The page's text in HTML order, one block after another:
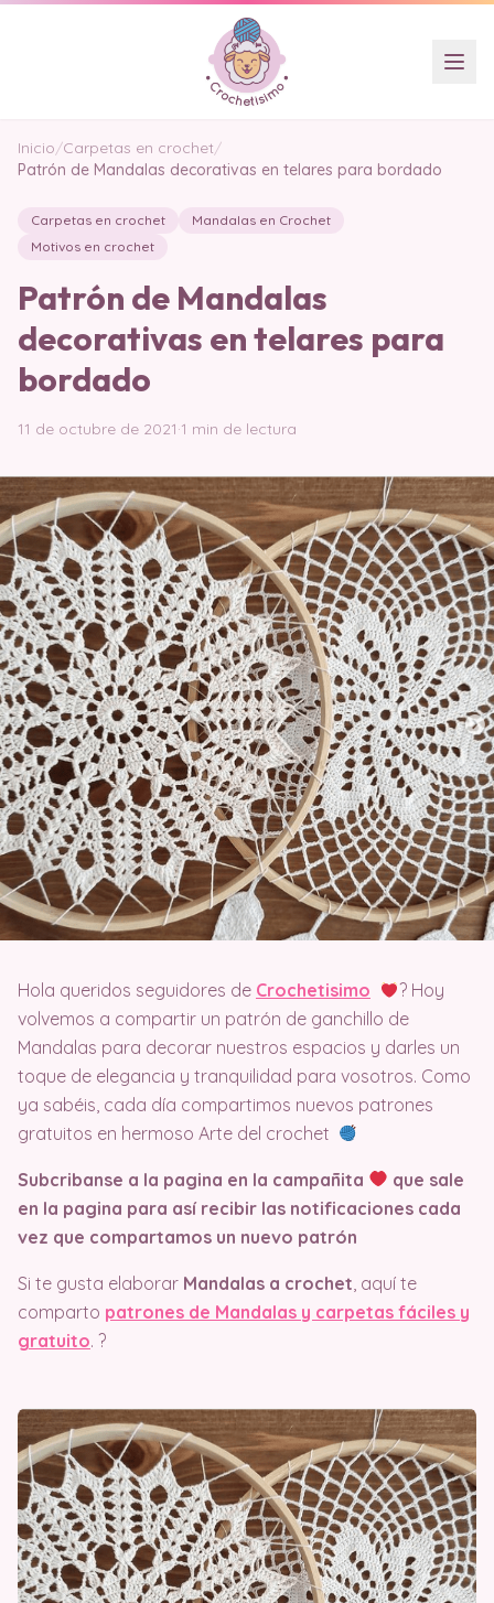
Inicio/Carpetas en crochet/
Patrón de Mandalas decorativas en telares para bordado
Carpetas en crochet
Mandalas en Crochet
Motivos en crochet
Patrón de Mandalas
decorativas en telares para
bordado
11 de octubre de 2021·1 min de lectura
Hola queridos seguidores de Crochetisimo
? Hoy
volvemos a compartir un patrón de ganchillo de
Mandalas para decorar nuestros espacios y darles un
toque de elegancia y tranquilidad para vosotros. Como
ya sabéis, cada día compartimos nuevos patrones
gratuitos en hermoso Arte del crochet
Subcribanse a la pagina en la campañita
que sale
en la pagina para así recibir las notificaciones cada
vez que compartamos un nuevo patrón
Si te gusta elaborar Mandalas a crochet , aquí te
comparto patrones de Mandalas y carpetas fáciles y
gratuito. ?